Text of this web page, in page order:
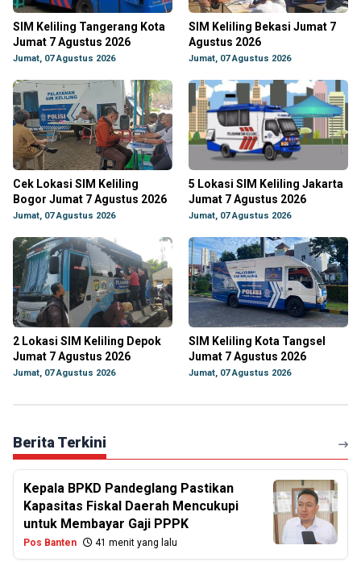
SIM Keliling Tangerang Kota
Jumat 7 Agustus 2026
Jumat, 07 Agustus 2026
SIM Keliling Bekasi Jumat 7
Agustus 2026
Jumat, 07 Agustus 2026
Cek Lokasi SIM Keliling
Bogor Jumat 7 Agustus 2026
Jumat, 07 Agustus 2026
5 Lokasi SIM Keliling Jakarta
Jumat 7 Agustus 2026
Jumat, 07 Agustus 2026
2 Lokasi SIM Keliling Depok
Jumat 7 Agustus 2026
Jumat, 07 Agustus 2026
SIM Keliling Kota Tangsel
Jumat 7 Agustus 2026
Jumat, 07 Agustus 2026
Berita Terkini
Kepala BPKD Pandeglang Pastikan
Kapasitas Fiskal Daerah Mencukupi
untuk Membayar Gaji PPPK
Pos Banten 41 menit yang lalu